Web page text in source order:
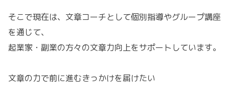
そこで現在は、文章コーチとして個別指導やグループ講座
を通じて、
起業家・副業の方々の文章力向上をサポートしています。
文章の力で前に進むきっかけを届けたい